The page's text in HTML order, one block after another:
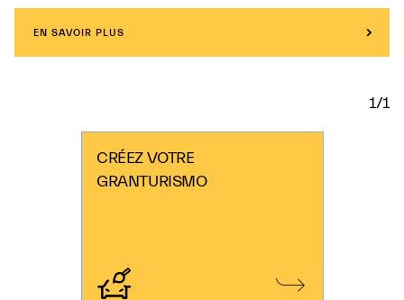
EN SAVOIR PLUS
1/1
CRÉEZ VOTRE
GRANTURISMO